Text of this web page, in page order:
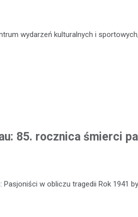
wydarzeń kulturalnych i
85. rocznica śmierci
w obliczu tragedii Rok 1941